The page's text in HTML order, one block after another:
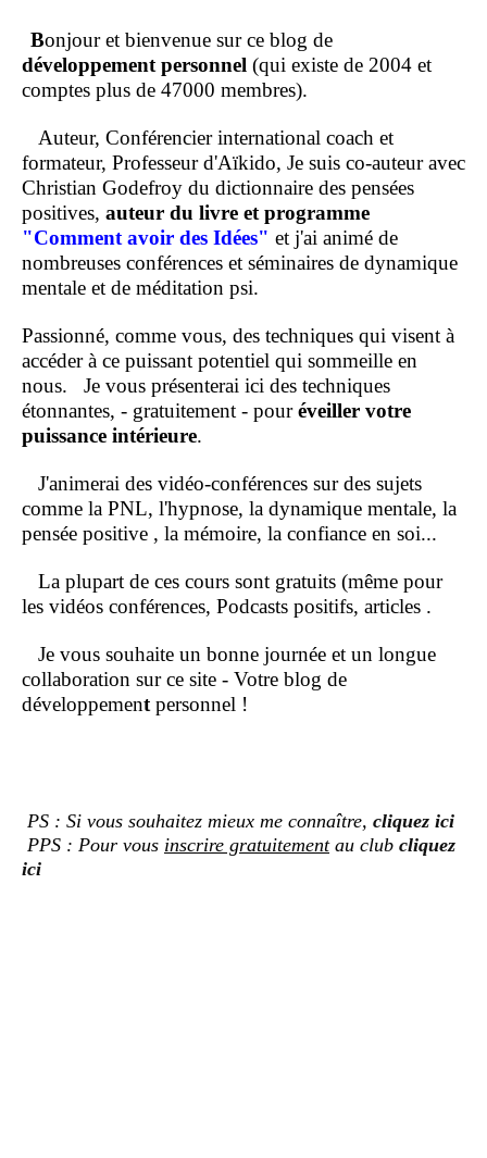
Bonjour et bienvenue sur ce blog de
développement personnel (qui existe de 2004 et
comptes plus de 47000 membres).
Auteur, Conférencier international coach et
formateur, Professeur d'Aïkido, Je suis co-auteur avec
Christian Godefroy du dictionnaire des pensées
positives, auteur du livre et programme
"Comment avoir des Idées" et j'ai animé de
nombreuses conférences et séminaires de dynamique
mentale et de méditation psi.
Passionné, comme vous, des techniques qui visent à
accéder à ce puissant potentiel qui sommeille en
nous. Je vous présenterai ici des techniques
étonnantes, - gratuitement - pouréveiller votre
puissance intérieure.
J'animerai des vidéo-conférences sur des sujets
comme la PNL, l'hypnose, la dynamique mentale, la
pensée positive , la mémoire, la confiance en soi...
La plupart de ces cours sont gratuits (même pour
les vidéos conférences, Podcasts positifs, articles .
Je vous souhaite un bonne journée et un longue
collaboration sur ce site - Votre blog de
développementpersonnel !
PS : Si vous souhaitez mieux me connaître, cliquez ici
PPS : Pour vous inscrire gratuitementau club cliquez
ici